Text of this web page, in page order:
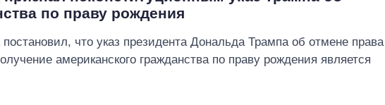
по праву рождения
что указ президента Дональда Трампа об отмене права
американского гражданства по праву рождения является